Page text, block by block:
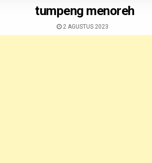
tumpeng menoreh
2 AGUSTUS 2023